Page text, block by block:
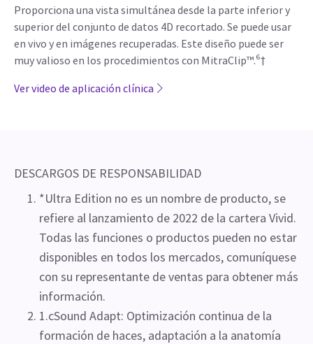
Proporciona una vista simultánea desde la parte inferior y
superior del conjunto de datos 4D recortado. Se puede usar
en vivo y en imágenes recuperadas. Este diseño puede ser
muy valioso en los procedimientos con MitraClip™.⁶†
Ver video de aplicación clínica
DESCARGOS DE RESPONSABILIDAD
*Ultra Edition no es un nombre de producto, se
refiere al lanzamiento de 2022 de la cartera Vivid.
Todas las funciones o productos pueden no estar
disponibles en todos los mercados, comuníquese
con su representante de ventas para obtener más
información.
1.cSound Adapt: Optimización continua de la
formación de haces, adaptación a la anatomía